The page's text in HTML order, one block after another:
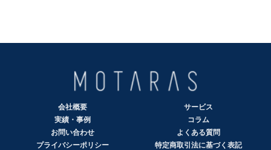
会社概要
サービス
実績・事例
コラム
お問い合わせ
よくある質問
プライバシーポリシー
特定商取引法に基づく表記